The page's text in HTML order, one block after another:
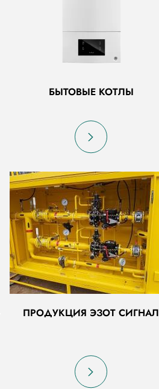
БЫТОВЫЕ КОТЛЫ
ПРОДУКЦИЯ ЭЗОТ СИГНАЛ